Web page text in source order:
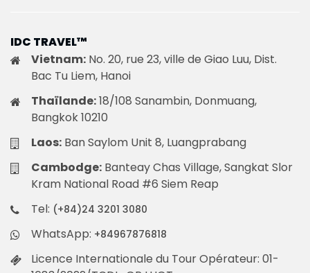
IDC TRAVEL™
Vietnam: No. 20, rue 23, ville de Giao Luu, Dist.
Bac Tu Liem, Hanoi
Thaïlande:18/108 Sanambin, Donmuang,
Bangkok 10210
Laos: Ban Saylom Unit 8, Luangprabang
Cambodge: Banteay Chas Village, Sangkat Slor
Kram National Road #6 Siem Reap
Tel: (+84)24 3201 3080
WhatsApp: +84967876818
Licence Internationale du Tour Opérateur: 01-